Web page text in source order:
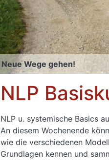
Neue Wege gehen!
NLP
NLP u. systemische Basics
An diesem Wochenende
wie die verschiedenen
Grundlagen kennen und